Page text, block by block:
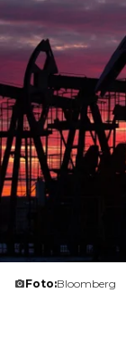
Foto:Bloomberg